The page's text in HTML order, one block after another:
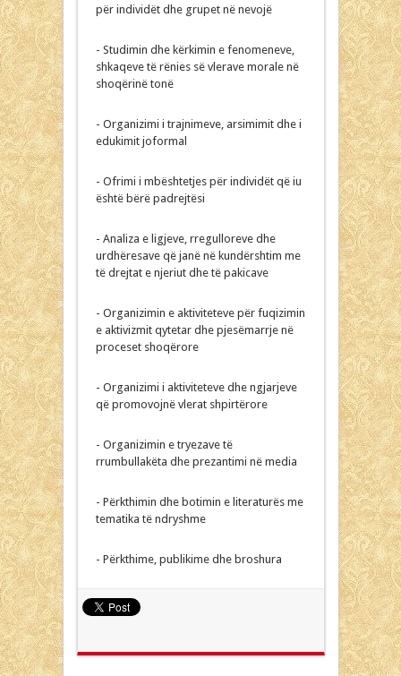
për individët dhe grupet në nevojë
- Studimin dhe kërkimin e fenomeneve,
shkaqeve të rënies së vlerave morale në
shoqërinë tonë
- Organizimi i trajnimeve, arsimimit dhe i
edukimit joformal
- Ofrimi i mbështetjes për individët që iu
është bërë padrejtësi
- Analiza e ligjeve, rregulloreve dhe
urdhëresave që janë në kundërshtim me
të drejtat e njeriut dhe të pakicave
- Organizimin e aktiviteteve për fuqizimin
e aktivizmit qytetar dhe pjesëmarrje në
proceset shoqërore
- Organizimi i aktiviteteve dhe ngjarjeve
që promovojnë vlerat shpirtërore
- Organizimin e tryezave të
rrumbullakëta dhe prezantimi në media
- Përkthimin dhe botimin e literaturës me
tematika të ndryshme
- Përkthime, publikime dhe broshura